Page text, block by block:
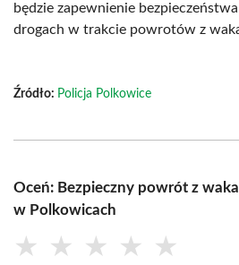
będzie zapewnienie
drogach w trakcie powrotów z
Źródło: Policja Polkowice
Oceń: Bezpieczny powrót z
w Polkowicach
★ ★ ★ ★ ★